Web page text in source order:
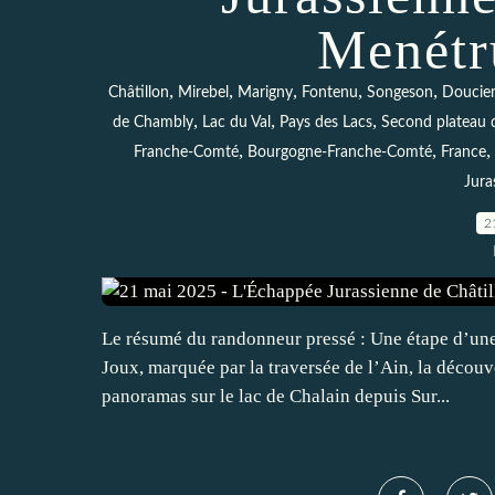
Châtillon, Mirebel, Marigny, Fontenu, Songeson, Doucier
de Chambly, Lac du Val , Pays des Lacs, Second plateau
Franche-Comté, Bourgogne-Franche-Comté, France,
Le résumé du randonneur pressé : Une étape
Joux, marquée par la traversée de l’Ain, la
panoramas sur le lac de Chalain depuis Sur...